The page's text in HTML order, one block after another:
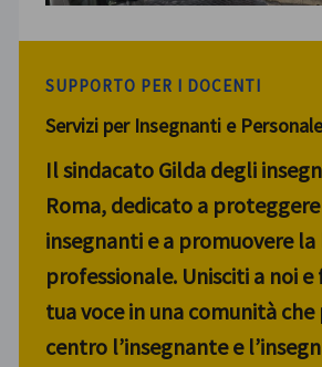
SUPPORTO PER I DOCENTI
Servizi per Insegnanti e
Il sindacato Gilda degli
Roma, dedicato a
insegnanti e a promuovere
professionale. Unisciti a noi e
tua voce in una comunità che
centro l’insegnante e